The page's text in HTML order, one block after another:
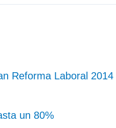
Reforma Laboral 2014
un 80%